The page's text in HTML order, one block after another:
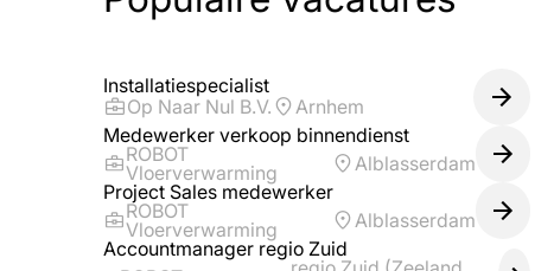
Installatiespecialist
Op Naar Nul B.V.
Arnhem
Medewerker verkoop binnendienst
ROBOT
Vloerverwarming
Alblasserdam
Project Sales medewerker
ROBOT
Vloerverwarming
Alblasserdam
Accountmanager regio Zuid